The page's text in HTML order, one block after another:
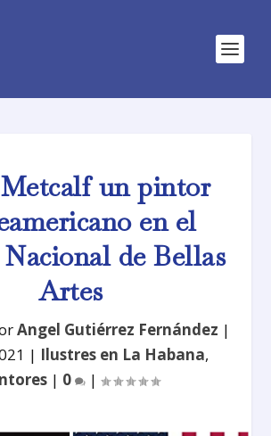
un pintor
en el
de Bellas
Artes
Angel Gutiérrez Fernández |
| Ilustres en La Habana,
| 0 |